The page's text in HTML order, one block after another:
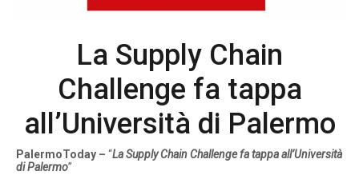
La Supply Chain
Challenge fa tappa
all’Università di Palermo
PalermoToday – “La Supply Chain Challenge fa tappa all’Università
di Palermo”